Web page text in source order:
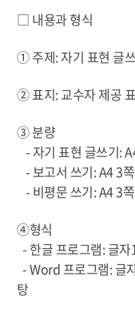
□ 내용과 형식
① 주제: 자기 표현 글
② 표지: 교수자 제공
③ 분량
- 자기 표현 글쓰기:
- 보고서 쓰기: A4 3
- 비평문 쓰기: A4 3
④형식
- 한글 프로그램: 글
- Word 프로그램: 글
탕